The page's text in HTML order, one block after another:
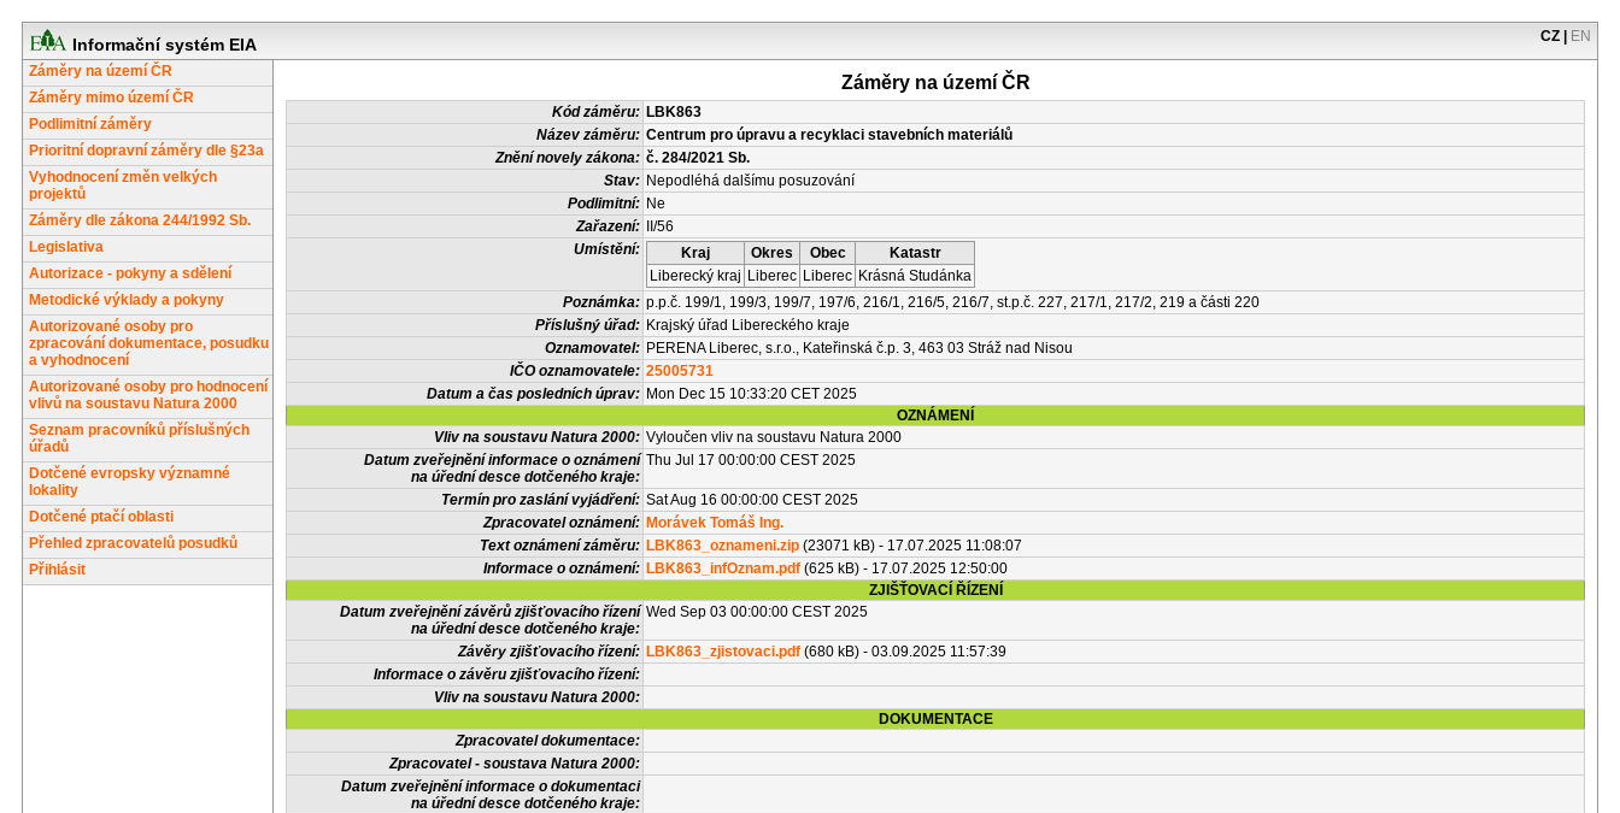
Informační systém EIA CZ EN
Záměry na území ČR
Záměry mimo území ČR
Podlimitní záměry
Prioritní dopravní záměry dle §23a
Vyhodnocení změn velkých
projektů
Záměry dle zákona 244/1992 Sb.
Legislativa
Autorizace - pokyny a sdělení
Metodické výklady a pokyny
Autorizované osoby pro
zpracování dokumentace, posudku
a vyhodnocení
Autorizované osoby pro hodnocení
vlivů na soustavu Natura 2000
Seznam pracovníků příslušných
úřadů
Dotčené evropsky významné
lokality
Dotčené ptačí oblasti
Přehled zpracovatelů posudků
Přihlásit
Záměry na území ČR
Kód záměru: LBK863
Název záměru: Centrum pro úpravu a recyklaci stavebních materiálů
Znění novely zákona: č. 284/2021 Sb.
Stav: Nepodléhá dalšímu posuzování
Podlimitní: Ne
Zařazení:
II/56
Umístění:
Kraj Okres Obec
Katastr
Liberecký kraj Liberec Liberec Krásná Studánka
Poznámka: p.p.č. 199/1, 199/3, 199/7, 197/6, 216/1, 216/5, 216/7, st.p.č. 227, 217/1, 217/2, 219 a části 220
Příslušný úřad: Krajský úřad Libereckého kraje
Oznamovatel: PERENA Liberec, s.r.o., Kateřinská č.p. 3, 463 03 Stráž nad Nisou
IČO oznamovatele: 25005731
Datum a čas posledních úprav: Mon Dec 15 10:33:20 CET 2025
OZNÁMENÍ
Vliv na soustavu Natura 2000: Vyloučen vliv na soustavu Natura 2000
Datum zveřejnění informace o oznámení
na úřední desce dotčeného kraje:
Thu Jul 17 00:00:00 CEST 2025
Termín pro zaslání vyjádření: Sat Aug 16 00:00:00 CEST 2025
Zpracovatel oznámení: Morávek Tomáš Ing.
Text oznámení záměru: LBK863_oznameni.zip (23071 kB) - 17.07.2025 11:08:07
Informace o oznámení: LBK863_infOznam.pdf (625 kB) - 17.07.2025 12:50:00
ZJIŠŤOVACÍ ŘÍZENÍ
Datum zveřejnění závěrů zjišťovacího řízení
na úřední desce dotčeného kraje:
Wed Sep 03 00:00:00 CEST 2025
Závěry zjišťovacího řízení: LBK863_zjistovaci.pdf (680 kB) - 03.09.2025 11:57:39
Informace o závěru zjišťovacího řízení:
Vliv na soustavu Natura 2000:
DOKUMENTACE
Zpracovatel dokumentace:
Zpracovatel - soustava Natura 2000:
Datum zveřejnění informace o dokumentaci
na úřední desce dotčeného kraje: